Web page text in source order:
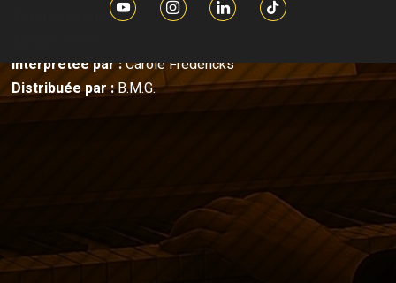
Version originale
Interprétée par :Carole Fredericks
Distribuée par :B.M.G.